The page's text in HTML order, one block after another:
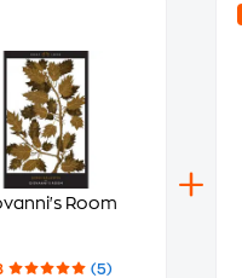
Room
(5)